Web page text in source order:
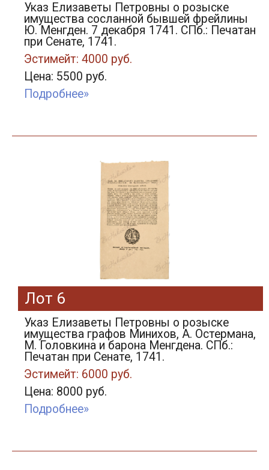
Указ Елизаветы Петровны о розыске
имущества сосланной бывшей фрейлины
Ю. Менгден. 7 декабря 1741. СПб.: Печатан
при Сенате, 1741.
Эстимейт: 4000 руб.
Цена: 5500 руб.
Подробнее»
Лот 6
Указ Елизаветы Петровны о розыске
имущества графов Минихов, А. Остермана,
М. Головкина и барона Менгдена. СПб.:
Печатан при Сенате, 1741.
Эстимейт: 6000 руб.
Цена: 8000 руб.
Подробнее»